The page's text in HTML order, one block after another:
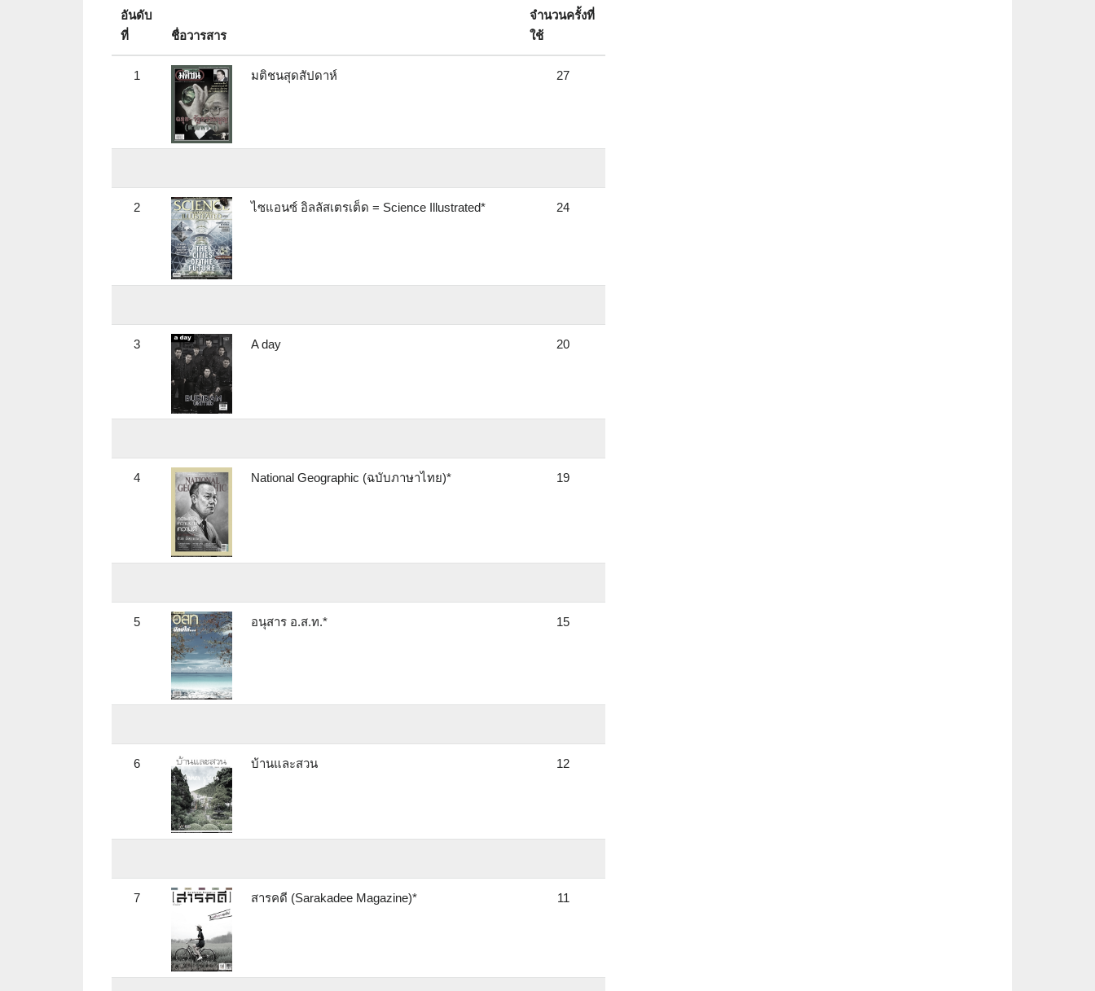
อันดับ
ที่
ชื่อวารสาร
จำนวนครั้งที่
ใช้
1 มติชนสุดสัปดาห์ 27
2 ไซแอนซ์ อิลลัสเตรเต็ด = Science Illustrated* 24
3 A day 20
4 National Geographic (ฉบับภาษาไทย)* 19
5 อนุสาร อ.ส.ท.* 15
6 บ้านและสวน 12
7 สารคดี (Sarakadee Magazine)* 11